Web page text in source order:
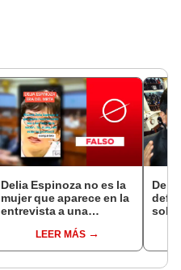
Delia Espinoza no es la
mujer que aparece en la
entrevista a una
se trata de Rosa Luz
Padilla
LEER MÁS